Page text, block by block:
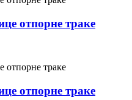
отпорне траке
отпорне траке